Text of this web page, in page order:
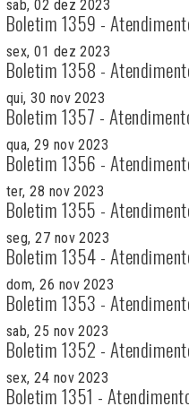
sab, 02 dez 2023
Boletim 1359 -
sex, 01 dez 2023
Boletim 1358 -
qui, 30 nov 2023
Boletim 1357 -
qua, 29 nov 2023
Boletim 1356 -
ter, 28 nov 2023
Boletim 1355 -
seg, 27 nov 2023
Boletim 1354 -
dom, 26 nov 2023
Boletim 1353 -
sab, 25 nov 2023
Boletim 1352 -
sex, 24 nov 2023
Boletim 1351 -